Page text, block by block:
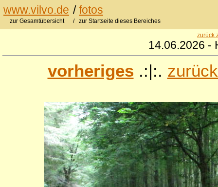
www.vilvo.de /fotos
zur Gesamtübersicht / zur Startseite dieses Bereiches
zurück
14.06.2026 -
vorheriges .:|:.